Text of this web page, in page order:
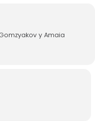
y Amaia